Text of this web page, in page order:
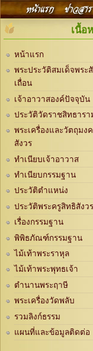
Main menu
หน้าแรก ข่าวสาร
เนื้อ
หน้าแรก
พระประวัติสมเด็จพระ
เถื่อน
เจ้าอาวาสองค์ปัจจุบัน
ประวัติวัดราชสิทธารา
พระเครื่องและวัตถุมง
สังวร
ทำเนียบเจ้าอาวาส
ทำเนียบกรรมฐาน
ประวัติตำแหน่ง
ประวัติพระครูสิทธิสังวร
เรื่องกรรมฐาน
พิพิธภัณฑ์กรรมฐาน
ไม้เท้าพระราหุล
ไม้เท้าพระพุทธเจ้า
ตำนานพระฤาษี
พระเครื่องวัดพลับ
รวมลิงก์ธรรม
แผนที่และข้อมูลติดต่อ